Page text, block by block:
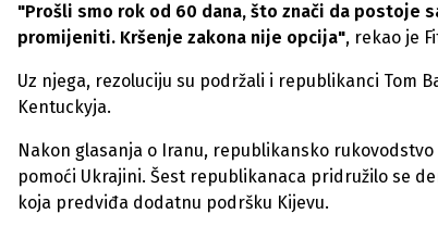
"Prošli smo rok od 60 dana, što znači da
promijeniti. Kršenje zakona nije opcija", rekao je
Uz njega, rezoluciju su podržali i republikanci Tom
Kentuckyja.
Nakon glasanja o Iranu, republikansko
pomoći Ukrajini. Šest republikanaca pridružilo se
koja predviđa dodatnu podršku Kijevu.